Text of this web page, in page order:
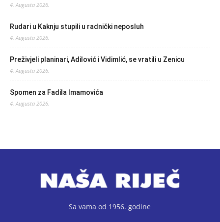
4. Augusta 2026.
Rudari u Kaknju stupili u radnički neposluh
4. Augusta 2026.
Preživjeli planinari, Adilović i Vidimlić, se vratili u Zenicu
4. Augusta 2026.
Spomen za Fadila Imamovića
4. Augusta 2026.
Sa vama od 1956. godine